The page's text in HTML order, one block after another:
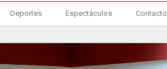
Deportes Espectáculos Contacto